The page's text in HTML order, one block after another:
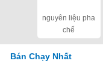
nguyên liệu pha
chế
Bán Chạy Nhất